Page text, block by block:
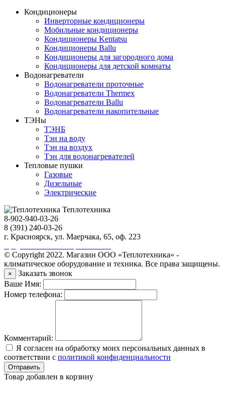
Кондиционеры
Инверторные кондиционеры
Мобильные кондиционеры
Кондиционеры Kentatsu
Кондиционеры Ballu
Кондиционеры для загородного дома
Кондиционеры для детской комнаты
Водонагреватели
Водонагреватели проточные
Водонагреватели Thermex
Водонагреватели Ballu
Водонагреватели накопительные
ТЭНы
ТЭНБ
Тэн на воду
Тэн на воздух
Тэн для водонагревателей
Тепловые пушки
Газовые
Дизельные
Электрические
Теплотехника
8-902-940-03-26
8 (391) 240-03-26
г. Красноярск, ул. Маерчака, 65, оф. 223
© Copyright 2022. Магазин ООО «Теплотехника» -
климатическое оборудование и техника. Все права защищены.
×
Заказать звонок
Ваше Имя:
Номер телефона:
Комментарий:
Я согласен на обработку моих персональных данных в
соответствии с политикой конфиденциальности
Отправить
Товар добавлен в корзину